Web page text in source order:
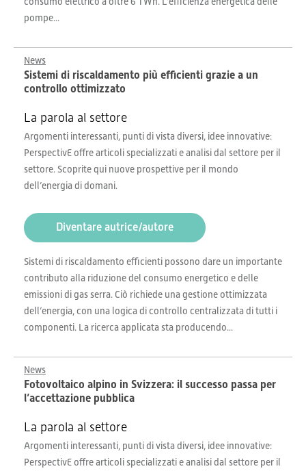
pompe...
News
Sistemi di riscaldamento più efficienti grazie a un
controllo ottimizzato
La parola al settore
Argomenti interessanti, punti di vista diversi, idee innovative:
PerspectivE offre articoli specializzati e analisi dal settore per il
settore. Scoprite qui nuove prospettive per il mondo
dell’energia di domani.
Diventare autrice/autore
Sistemi di riscaldamento efficienti possono dare un importante
contributo alla riduzione del consumo energetico e delle
emissioni di gas serra. Ciò richiede una gestione ottimizzata
dell’energia, con una logica di controllo centralizzata di tutti i
componenti. La ricerca applicata sta producendo...
News
Fotovoltaico alpino in Svizzera: il successo passa per
l’accettazione pubblica
La parola al settore
Argomenti interessanti, punti di vista diversi, idee innovative:
PerspectivE offre articoli specializzati e analisi dal settore per il